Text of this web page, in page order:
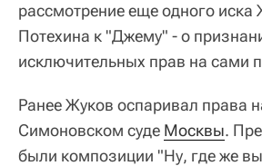
рассмотрение еще одного иска
Потехина к "Джему" - о
исключительных прав на сами
Ранее Жуков оспаривал права
Симоновском суде Москвы.
были композиции "Ну, где же